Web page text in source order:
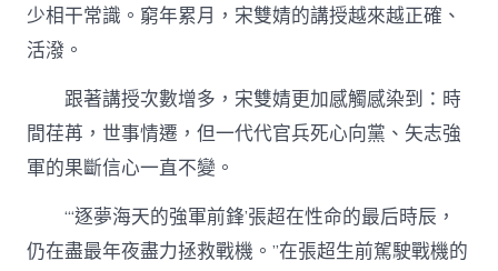
少相干常識。窮年累月，宋雙婧的講授越來越正確、
活潑。
跟著講授次數增多，宋雙婧更加感觸感染到：時
間荏苒，世事情遷，但一代代官兵死心向黨、矢志強
軍的果斷信心一直不變。
“‘逐夢海天的強軍前鋒’張超在性命的最后時辰，
仍在盡最年夜盡力拯救戰機。”在張超生前駕駛戰機的